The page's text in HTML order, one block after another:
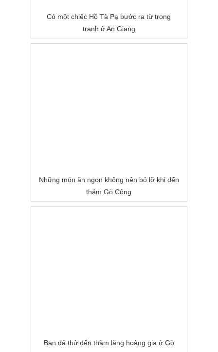
Có một chiếc Hồ Tà Pạ bước ra từ trong
tranh ở An Giang
Những món ăn ngon không nên bỏ lỡ khi đến
thăm Gò Công
Bạn đã thử đến thăm lăng hoàng gia ở Gò